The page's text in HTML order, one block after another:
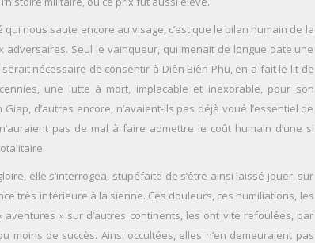
nous saute encore au visage, c’est que le bilan humain de la
Seul le vainqueur, qui menait de longue date une
nécessaire de consentir à Diên Biên Phu, en a fait le lit de
une lutte à mort, implacable et inexorable, pour son
d’autres encore, n’avaient-ils pas déjà voué l’essentiel de
pas de mal à faire admettre le coût humain d’une si
elle s’interrogea, stupéfaite de s’être ainsi laissé jouer, sur
très inférieure à la sienne. Ces douleurs, ces humiliations, les
» sur d’autres continents, les ont vite refoulées, par
de succès. Ainsi occultées, elles n’en demeuraient pas